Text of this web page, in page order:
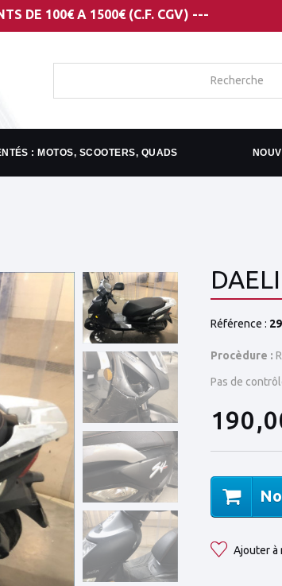
A 1500€ (C.F. CGV) ---
: MOTOS, SCOOTERS, QUADS
Référence :
Procèdure :
Pas de
Ajouter à